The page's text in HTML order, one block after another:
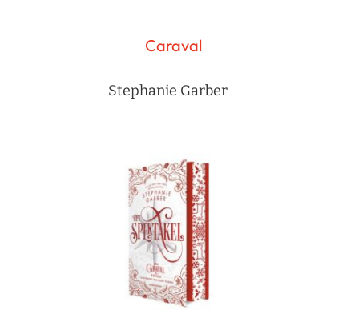
Caraval
Stephanie Garber